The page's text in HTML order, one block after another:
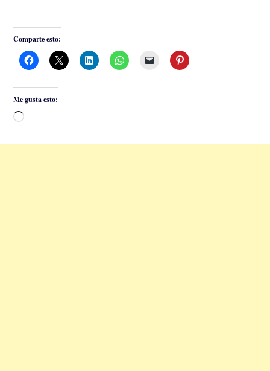
Comparte esto:
Me gusta esto:
Cargando...